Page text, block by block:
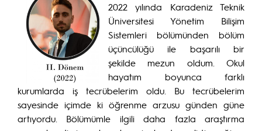
2022 yılında Karadeniz Teknik
Üniversitesi Yönetim Bilişim
Sistemleri bölümünden bölüm
üçüncülüğü ile başarılı bir
şekilde mezun oldum. Okul
hayatım boyunca farklı
kurumlarda iş tecrübelerim oldu. Bu tecrübelerim
sayesinde içimde ki öğrenme arzusu günden güne
artıyordu. Bölümümle ilgili daha fazla araştırma